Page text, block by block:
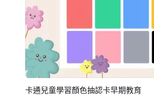
預覽 AI剪同款
卡通兒童學習顏色抽認卡早期教育